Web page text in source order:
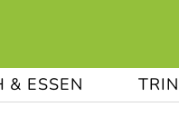
& ESSEN